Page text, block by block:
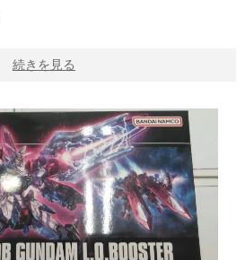
続きを見る